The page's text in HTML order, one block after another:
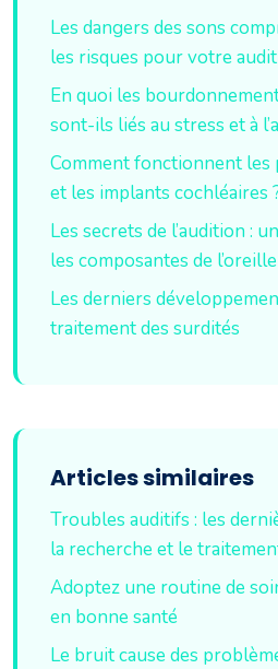
Les dangers des sons
les risques pour votre
En quoi les
sont-ils liés au stress et à
Comment fonctionnent les
et les implants cochléaires
Les secrets de l’audition :
les composantes de l’oreille
Les derniers
traitement des surdités
Articles similaires
Troubles auditifs : les
la recherche et le
Adoptez une routine de
en bonne santé
Le bruit cause des